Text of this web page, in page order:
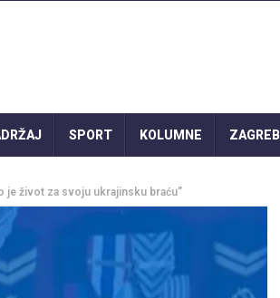
SPORT KOLUMNE ZAGREB
je život za svoju ukrajinsku braću”